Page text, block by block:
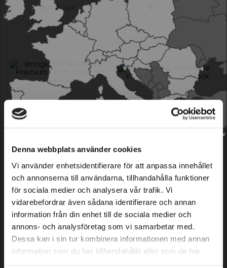
Denna webbplats använder cookies
Vi använder enhetsidentifierare för att anpassa innehållet
och annonserna till användarna, tillhandahålla funktioner
för sociala medier och analysera vår trafik. Vi
vidarebefordrar även sådana identifierare och annan
information från din enhet till de sociala medier och
annons- och analysföretag som vi samarbetar med.
Dessa kan i sin tur kombinera informationen med annan
information som du har tillhandahållit eller som de har
Auf Lager Auf Lager
Model: 26034
15,39 EUR
Auf Lager
Model: 26036
24,79 EUR
Auf Lager